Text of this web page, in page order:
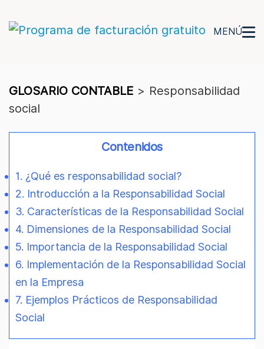
MENÚ
GLOSARIO CONTABLE > Responsabilidad
social
Contenidos
1. ¿Qué es responsabilidad social?
2. Introducción a la Responsabilidad Social
3. Características de la Responsabilidad Social
4. Dimensiones de la Responsabilidad Social
5. Importancia de la Responsabilidad Social
6. Implementación de la Responsabilidad Social
en la Empresa
7. Ejemplos Prácticos de Responsabilidad
Social